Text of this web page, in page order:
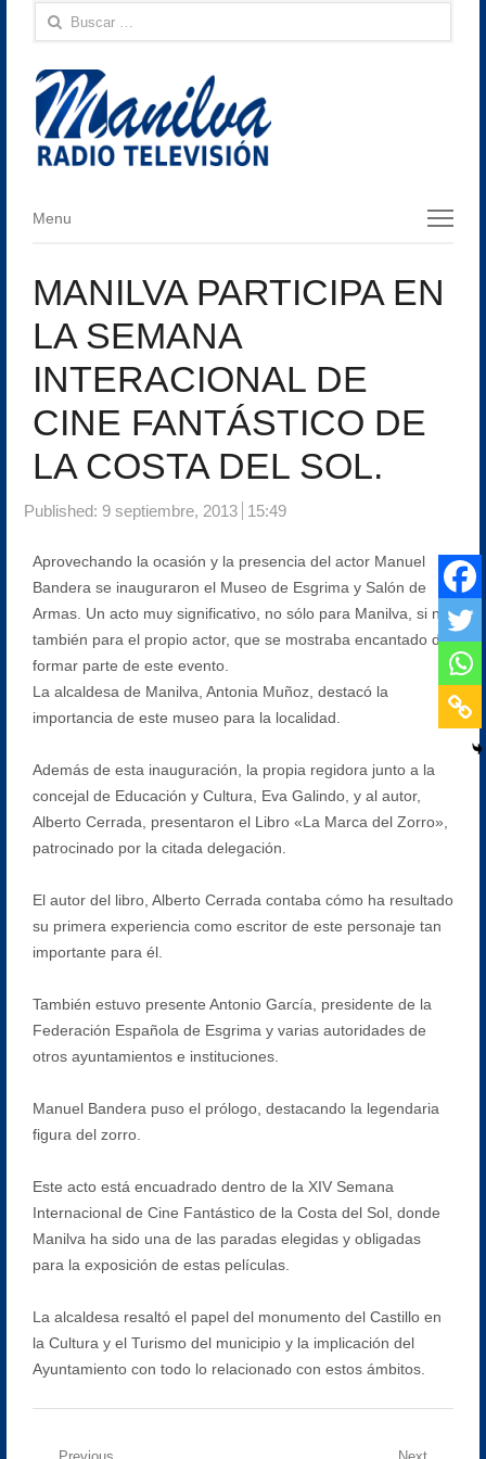
Buscar:
Menu
Menu
MANILVA PARTICIPA EN
LA SEMANA
INTERACIONAL DE
CINE FANTÁSTICO DE
LA COSTA DEL SOL.
Published: 9 septiembre, 2013 15:49
Aprovechando la ocasión y la presencia del actor Manuel
Bandera se inauguraron el Museo de Esgrima y Salón de
Armas. Un acto muy significativo, no sólo para Manilva, si no
también para el propio actor, que se mostraba encantado de
formar parte de este evento.
La alcaldesa de Manilva, Antonia Muñoz, destacó la
importancia de este museo para la localidad.
Además de esta inauguración, la propia regidora junto a la
concejal de Educación y Cultura, Eva Galindo, y al autor,
Alberto Cerrada, presentaron el Libro «La Marca del Zorro»,
patrocinado por la citada delegación.
El autor del libro, Alberto Cerrada contaba cómo ha resultado
su primera experiencia como escritor de este personaje tan
importante para él.
También estuvo presente Antonio García, presidente de la
Federación Española de Esgrima y varias autoridades de
otros ayuntamientos e instituciones.
Manuel Bandera puso el prólogo, destacando la legendaria
figura del zorro.
Este acto está encuadrado dentro de la XIV Semana
Internacional de Cine Fantástico de la Costa del Sol, donde
Manilva ha sido una de las paradas elegidas y obligadas
para la exposición de estas películas.
La alcaldesa resaltó el papel del monumento del Castillo en
la Cultura y el Turismo del municipio y la implicación del
Ayuntamiento con todo lo relacionado con estos ámbitos.